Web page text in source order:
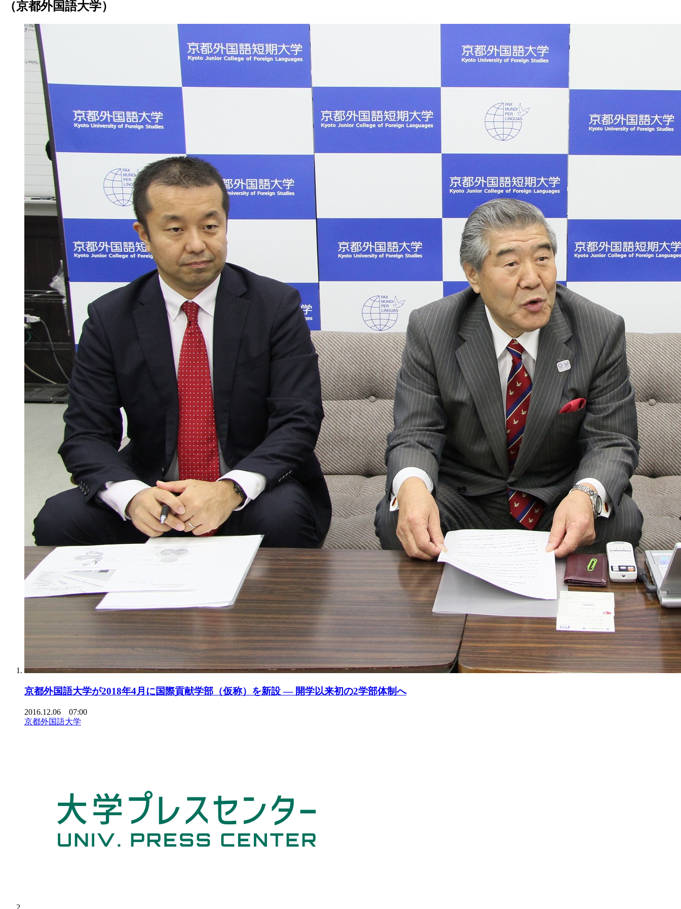
（京都外国語大学）
京都外国語大学が2018年4月に国際貢献学部（仮称）を新設 — 開学以来初の2学部体制へ
2016.12.06 07:00
京都外国語大学